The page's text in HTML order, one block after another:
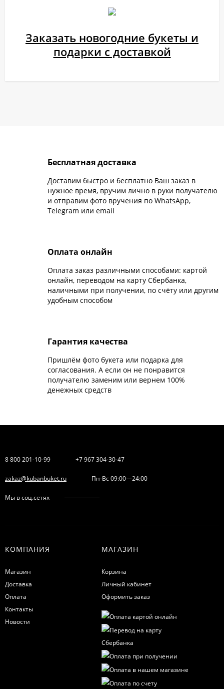
Заказать новогодние букеты и
подарки с доставкой
Бесплатная доставка
Доставим быстро и бесплатно Ваш заказ в
нужное время, вручим лично в руки получателю
и отправим фото вручения по WhatsApp,
Telegram или email
Оплата онлайн
Оплата заказ различными способами: картой
онлайн, переводом на карту Сбербанка,
наличными при получении, по счёту или другим
удобным способом
Гарантия качества
Пришлём фото букета или подарка для
согласования. А если он не понравится
получателю заменим или вернем 100%
денежных средств
8 800 201-10-99 +7 967 304-30-47
zakaz@kubanbuket.ru Пн-Вс 09:00—24:00
Мы в соц.сетях
КОМПАНИЯ
Магазин
Доставка
Оплата
Контакты
Новости
МАГАЗИН
Корзина
Личный кабинет
Оформить заказ